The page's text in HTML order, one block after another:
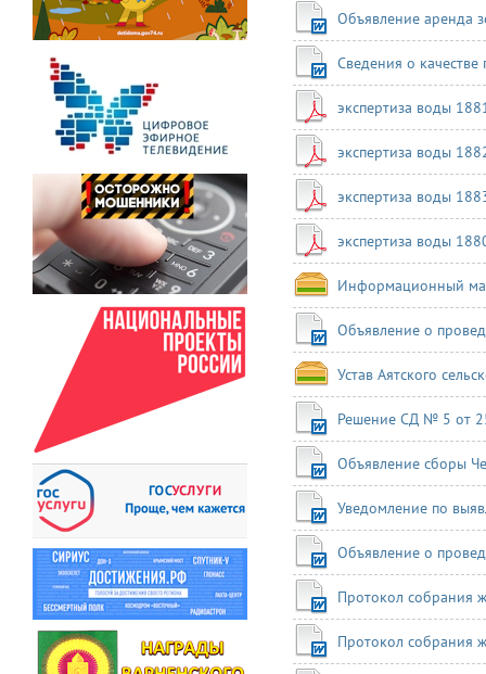
Объявление аренда
Сведения о
экспертиза воды
экспертиза воды
экспертиза воды
экспертиза воды
Информационный
Объявление о
Устав Аятского
Решение СД № 5 от
Объявление сборы
Уведомление по
Объявление о
Протокол собрания
Протокол собрания